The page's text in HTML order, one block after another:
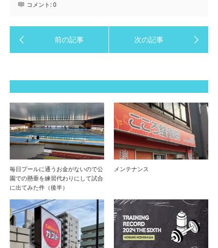
コメント:0
毎日プールに通うお金がないので公
園での懸垂を練習代わりにして試合
に出てみた件（後半）
メンテナンス